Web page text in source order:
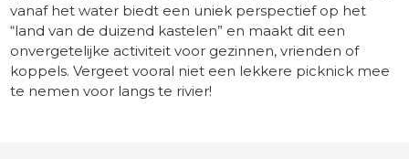
vanaf het water biedt een uniek perspectief op het
“land van de duizend kastelen” en maakt dit een
onvergetelijke activiteit voor gezinnen, vrienden of
koppels. Vergeet vooral niet een lekkere picknick mee
te nemen voor langs te rivier!